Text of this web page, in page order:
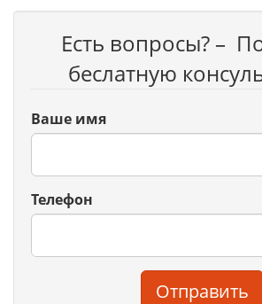
Есть вопросы? –
беслатную
Ваше имя
Телефон
Отправить